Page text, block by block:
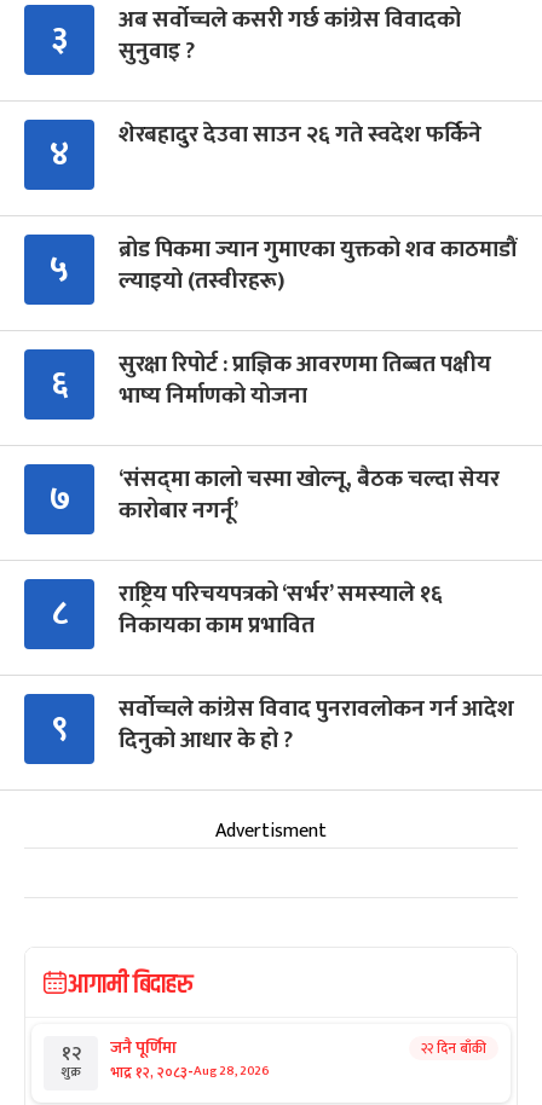
३
अब सर्वोच्चले कसरी गर्छ कांग्रेस विवादको
सुनुवाइ ?
४ शेरबहादुर देउवा साउन २६ गते स्वदेश फर्किने
५
ब्रोड पिकमा ज्यान गुमाएका युक्तको शव काठमाडौं
ल्याइयो (तस्वीरहरू)
६
सुरक्षा रिपोर्ट : प्राज्ञिक आवरणमा तिब्बत पक्षीय
भाष्य निर्माणको योजना
७
‘संसद्‍मा कालो चस्मा खोल्नू, बैठक चल्दा सेयर
कारोबार नगर्नू’
८
राष्ट्रिय परिचयपत्रको ‘सर्भर’ समस्याले १६
निकायका काम प्रभावित
९
सर्वोच्चले कांग्रेस विवाद पुनरावलोकन गर्न आदेश
दिनुको आधार के हो ?
Advertisment
आगामी बिदाहरु
१२
शुक्र
जनै पूर्णिमा
भाद्र १२, २०८३-Aug 28, 2026
२२ दिन बाँकी